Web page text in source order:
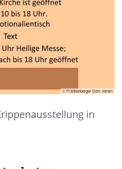
© Frankenberger Dom Verein
in